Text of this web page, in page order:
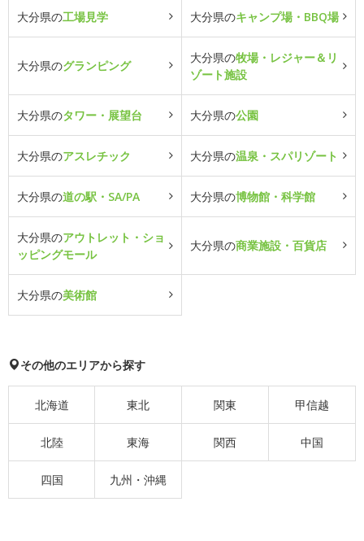
大分県の工場見学 大分県のキャンプ場・BBQ場
大分県のグランピング
大分県の牧場・レジャー＆リ
ゾート施設
大分県のタワー・展望台 大分県の公園
大分県のアスレチック 大分県の温泉・スパリゾート
大分県の道の駅・SA/PA 大分県の博物館・科学館
大分県のアウトレット・ショ
ッピングモール
大分県の商業施設・百貨店
大分県の美術館
その他のエリアから探す
北海道 東北 関東 甲信越
北陸 東海 関西 中国
四国 九州・沖縄